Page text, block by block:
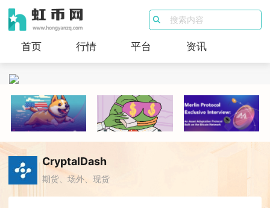
首页 行情 平台 资讯
CryptalDash
期货、场外、现货